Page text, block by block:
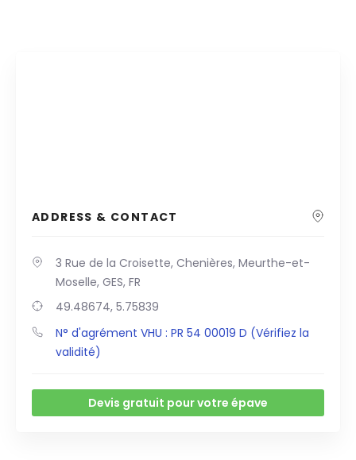
ADDRESS & CONTACT
3 Rue de la Croisette, Chenières, Meurthe-et-
Moselle, GES, FR
49.48674, 5.75839
N° d'agrément VHU : PR 54 00019 D (Vérifiez la
validité)
Devis gratuit pour votre épave